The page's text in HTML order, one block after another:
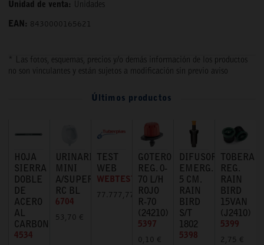
Unidad de venta: Unidades
EAN: 8430000165621
* Las fotos, esquemas, precios y/o demás información de los productos
no son vinculantes y están sujetos a modificación sin previo aviso
Últimos productos
HOJA
SIERRA
DOBLE
DE
ACERO
AL
CARBONO
4534
URINARIO
MINI
A/SUPERIOR
RC BL
6704
53,70 €
TEST
WEB
WEBTEST
77.777,77 €
GOTERO
REG. 0-
70 L/H
ROJO
R-70
(24210)
5397
0,10 €
DIFUSOR
EMERG.
5 CM.
RAIN
BIRD
S/T
1802
5398
TOBERA
REG.
RAIN
BIRD
15VAN
(J2410)
5399
2,75 €